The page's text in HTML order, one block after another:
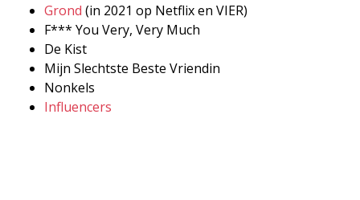
Grond (in 2021 op Netflix en VIER)
F*** You Very, Very Much
De Kist
Mijn Slechtste Beste Vriendin
Nonkels
Influencers